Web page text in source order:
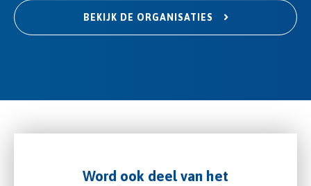
BEKIJK DE ORGANISATIES
Word ook deel van het